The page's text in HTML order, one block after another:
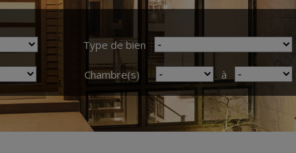
Type de bien
Chambre(s) à